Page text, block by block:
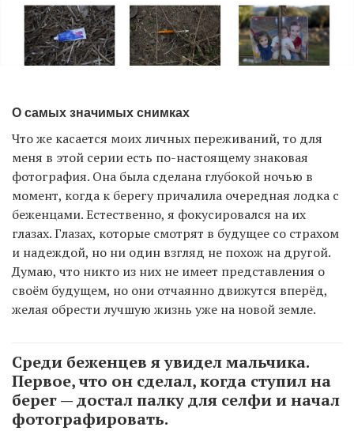
О самых значимых снимках
Что же касается моих личных переживаний, то для
меня в этой серии есть по-настоящему знаковая
фотография. Она была сделана глубокой ночью в
момент, когда к берегу причалила очередная лодка с
беженцами. Естественно, я фокусировался на их
глазах. Глазах, которые смотрят в будущее со страхом
и надеждой, но ни один взгляд не похож на другой.
Думаю, что никто из них не имеет представления о
своём будущем, но они отчаянно движутся вперёд,
желая обрести лучшую жизнь уже на новой земле.
Среди беженцев я увидел мальчика.
Первое, что он сделал, когда ступил на
берег — достал палку для селфи и начал
фотографировать.